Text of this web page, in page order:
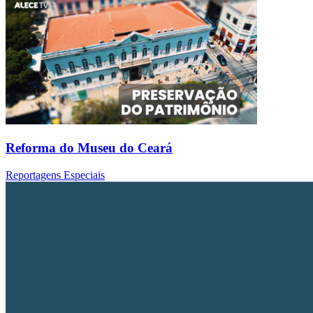
Reforma do Museu do Ceará
Reportagens Especiais